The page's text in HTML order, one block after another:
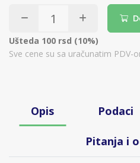
Ušteda 100 rsd (10%)
Sve cene su sa uračunatim PDV-
Opis Podaci
Pitanja i